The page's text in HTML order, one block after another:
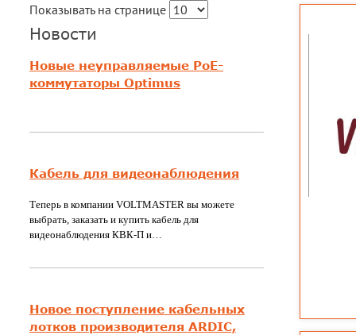
Показывать на странице
Новости
Новые неуправляемые PoE-
коммутаторы Optimus
Кабель для видеонаблюдения
Теперь в компании VOLTMASTER вы можете
выбрать, заказать и купить кабель для
видеонаблюдения КВК-П и…
Новое поступление кабельных
лотков производителя ARDIC,